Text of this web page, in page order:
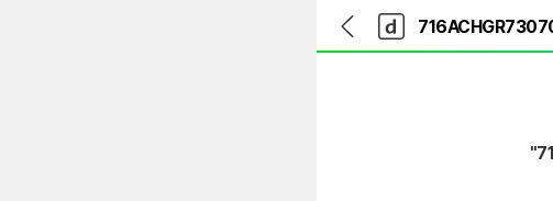
다
나
와
가
다
와